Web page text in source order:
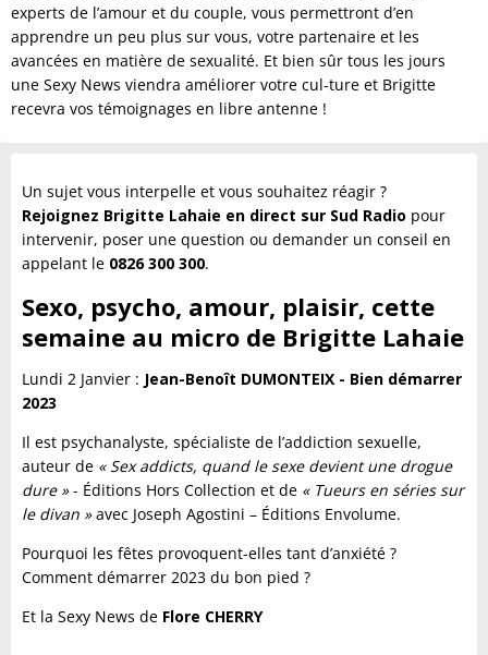
experts de l’amour et du couple, vous permettront d’en
apprendre un peu plus sur vous, votre partenaire et les
avancées en matière de sexualité. Et bien sûr tous les jours
une Sexy News viendra améliorer votre cul-ture et Brigitte
recevra vos témoignages en libre antenne !
Un sujet vous interpelle et vous souhaitez réagir ?
Rejoignez Brigitte Lahaie en direct sur Sud Radio pour
intervenir, poser une question ou demander un conseil en
appelant le 0826 300 300.
Sexo, psycho, amour, plaisir, cette
semaine au micro de Brigitte Lahaie
Lundi 2 Janvier : Jean-Benoît DUMONTEIX - Bien démarrer
2023
Il est psychanalyste, spécialiste de l’addiction sexuelle,
auteur de « Sex addicts, quand le sexe devient une drogue
dure »- Éditions Hors Collection et de « Tueurs en séries sur
le divan »avec Joseph Agostini – Éditions Envolume.
Pourquoi les fêtes provoquent-elles tant d’anxiété ?
Comment démarrer 2023 du bon pied ?
Et la Sexy News de Flore CHERRY